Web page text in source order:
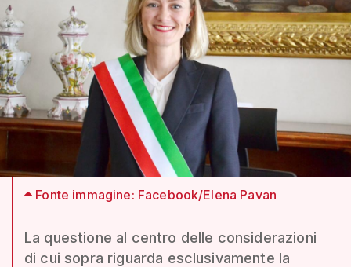
Fonte immagine: Facebook/Elena Pavan
La questione al centro delle considerazioni
di cui sopra riguarda esclusivamente la